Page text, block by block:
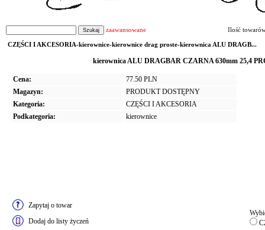
zaawansowane Ilość
CZĘŚCI I AKCESORIA-kierownice-kierownice drag proste-kierownica ALU DRAGB...
kierownica ALU DRAGBAR CZARNA 630mm 25,4
Cena:
77.50 PLN
Magazyn:
PRODUKT DOSTĘPNY
Kategoria:
CZĘŚCI I AKCESORIA
Podkategoria:
kierownice
Zapytaj o towar
Dodaj do listy życzeń